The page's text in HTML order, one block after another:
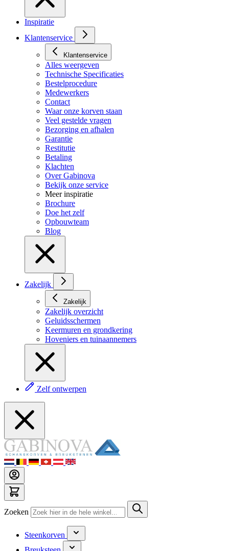
Inspiratie
Klantenservice
Klantenservice
Alles weergeven
Technische Specificaties
Bestelprocedure
Medewerkers
Contact
Waar onze korven staan
Veel gestelde vragen
Bezorging en afhalen
Garantie
Restitutie
Betaling
Klachten
Over Gabinova
Bekijk onze service
Meer inspiratie
Brochure
Doe het zelf
Opbouwteam
Blog
Zakelijk
Zakelijk
Zakelijk overzicht
Geluidsschermen
Keermuren en grondkering
Hoveniers en tuinaannemers
Zelf ontwerpen
Zoeken
Steenkorven